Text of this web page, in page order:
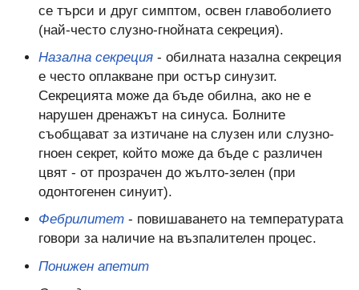
се търси и друг симптом, освен главоболието
(най-често слузно-гнойната секреция).
Назална секреция- обилната назална секреция
е често оплакване при остър синузит.
Секрецията може да бъде обилна, ако не е
нарушен дренажът на синуса. Болните
съобщават за изтичане на слузен или слузно-
гноен секрет, който може да бъде с различен
цвят - от прозрачен до жълто-зелен (при
одонтогенен синуит).
Фебрилитет- повишаването на температурата
говори за наличие на възпалителен процес.
Понижен апетит